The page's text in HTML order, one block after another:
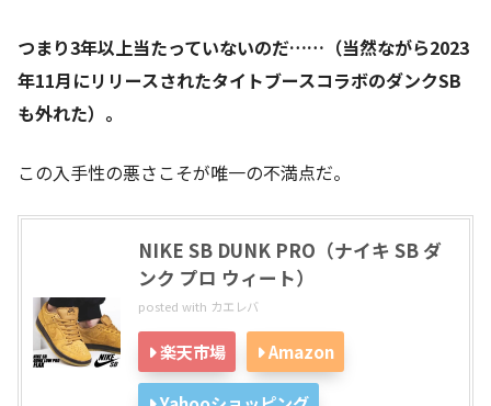
つまり3年以上当たっていないのだ……（当然ながら2023
年11月にリリースされたタイトブースコラボのダンクSB
も外れた）。
この入手性の悪さこそが唯一の不満点だ。
NIKE SB DUNK PRO（ナイキ SB ダ
ンク プロ ウィート）
posted with カエレバ
楽天市場 Amazon